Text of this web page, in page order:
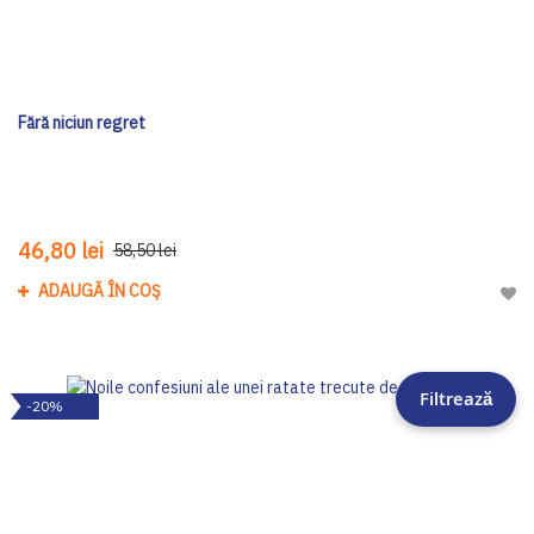
Fără niciun regret
46,80 lei 58,50 lei
ADAUGĂ ÎN COȘ
-20% Filtrează